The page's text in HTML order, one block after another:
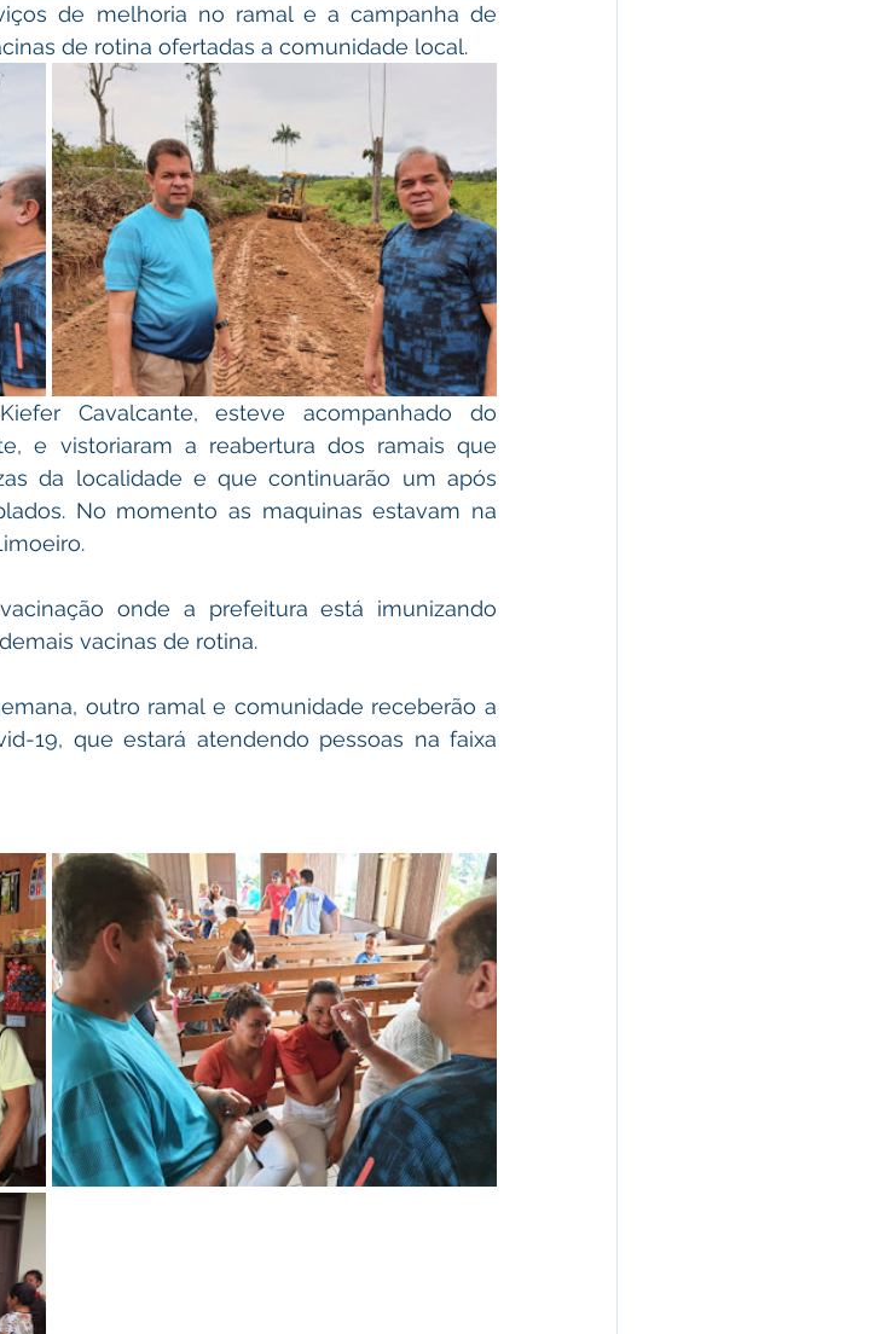
No gabinete Gestão Agricultura
Esporte
de melhoria no ramal e a campanha de
de rotina ofertadas a comunidade local.
Cavalcante, esteve acompanhado do
e vistoriaram a reabertura dos ramais que
da localidade e que continuarão um após
No momento as maquinas estavam na
onde a prefeitura está imunizando
vacinas de rotina.
outro ramal e comunidade receberão a
19, que estará atendendo pessoas na faixa